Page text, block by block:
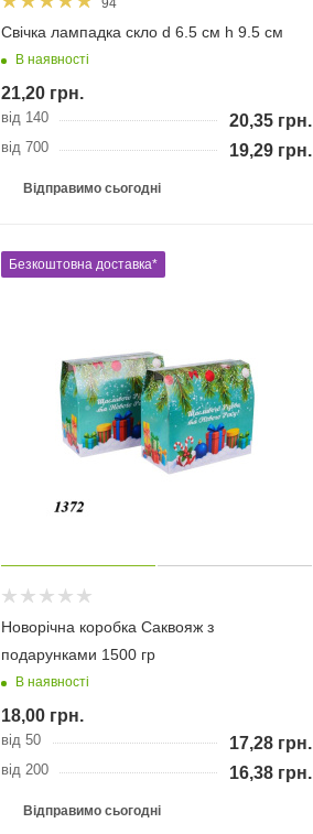
Свічка лампадка скло d 6.5 см h 9.5 см
В наявності
21,20 грн.
від 140 20,35грн.
від 700 19,29грн.
Відправимо сьогодні
Безкоштовна доставка*
Новорічна коробка Саквояж з
подарунками 1500 гр
В наявності
18,00 грн.
від 50 17,28грн.
від 200 16,38грн.
Відправимо сьогодні